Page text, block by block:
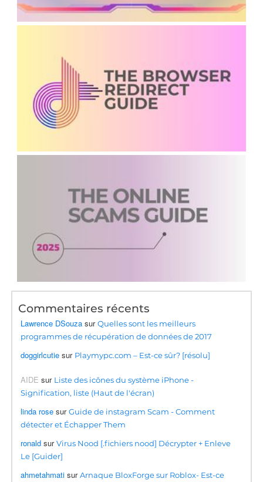
Commentaires récents
Lawrence DSouza surQuelles sont les meilleurs
programmes de récupération de données de 2017
doggirlcutie sur Playmypc.com – Est-ce sûr? [résolu]
AIDE sur Liste des icônes du système iPhone -
Signification, liste (Haut de l'écran)
linda rose surGuide de instagram Scam - Comment
détecter et Échapper Them
ronald surVirus Nood [.fichiers nood] Décrypter + Enleve
Le [Guider]
ahmetahmati surArnaque BloxForge sur Roblox- Est-ce